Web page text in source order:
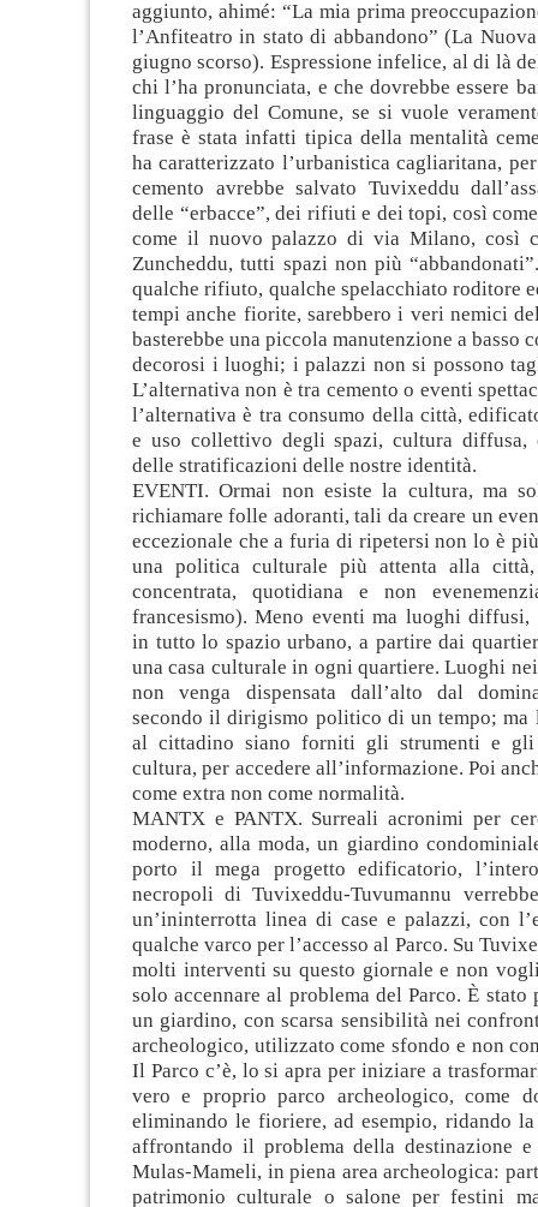
aggiunto, ahimé: “La mia prima
l’Anfiteatro in stato di abbandono” (La
giugno scorso). Espressione infelice, al di là
chi l’ha pronunciata, e che dovrebbe essere
linguaggio del Comune, se si vuole
frase è stata infatti tipica della mentalità
ha caratterizzato l’urbanistica cagliaritana,
cemento avrebbe salvato Tuvixeddu
delle “erbacce”, dei rifiuti e dei topi, così
come il nuovo palazzo di via Milano, così
Zuncheddu, tutti spazi non più
qualche rifiuto, qualche spelacchiato roditore
tempi anche fiorite, sarebbero i veri nemici
basterebbe una piccola manutenzione a basso
decorosi i luoghi; i palazzi non si possono
L’alternativa non è tra cemento o eventi
l’alternativa è tra consumo della città,
e uso collettivo degli spazi, cultura diffusa,
delle stratificazioni delle nostre identità.
EVENTI. Ormai non esiste la cultura, ma
richiamare folle adoranti, tali da creare un
eccezionale che a furia di ripetersi non lo è
una politica culturale più attenta alla
concentrata, quotidiana e non
francesismo). Meno eventi ma luoghi
in tutto lo spazio urbano, a partire dai
una casa culturale in ogni quartiere. Luoghi
non venga dispensata dall’alto dal
secondo il dirigismo politico di un tempo;
al cittadino siano forniti gli strumenti e
cultura, per accedere all’informazione. Poi
come extra non come normalità.
MANTX e PANTX. Surreali acronimi per
moderno, alla moda, un giardino
porto il mega progetto edificatorio,
necropoli di Tuvixeddu-Tuvumannu
un’ininterrotta linea di case e palazzi, con
qualche varco per l’accesso al Parco. Su
molti interventi su questo giornale e non
solo accennare al problema del Parco. È stato
un giardino, con scarsa sensibilità nei
archeologico, utilizzato come sfondo e non
Il Parco c’è, lo si apra per iniziare a
vero e proprio parco archeologico, come
eliminando le fioriere, ad esempio, ridando
affrontando il problema della destinazione
Mulas-Mameli, in piena area archeologica:
patrimonio culturale o salone per festini